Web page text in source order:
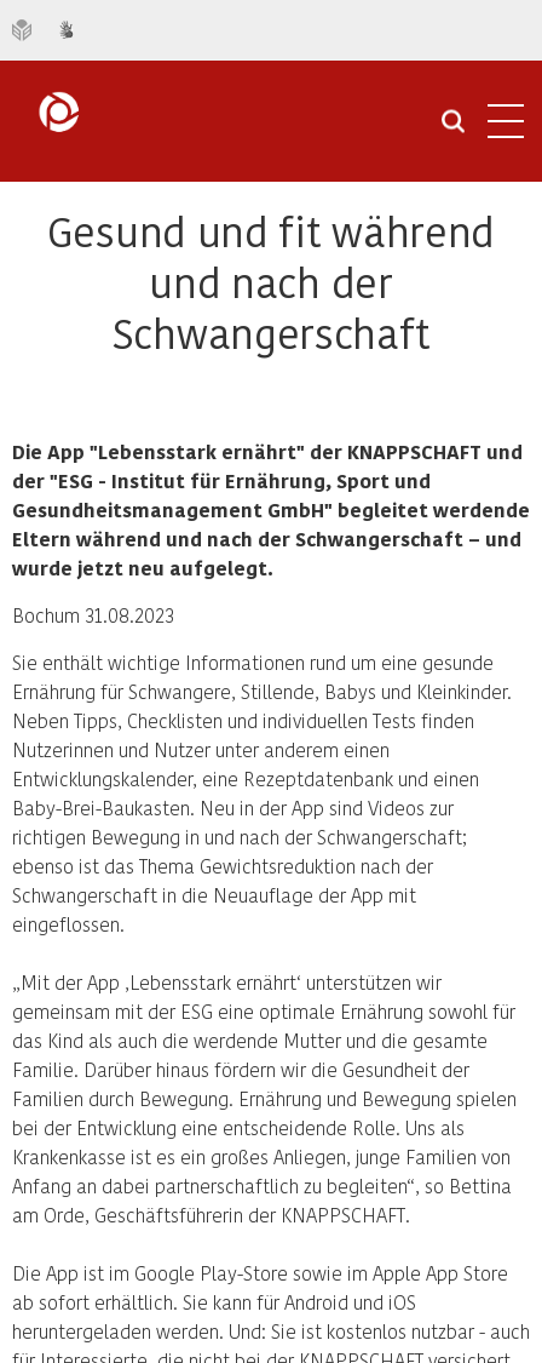
Gesund und fit während
und nach der
Schwangerschaft
Die App "Lebensstark ernährt" der KNAPPSCHAFT und
der "ESG - Institut für Ernährung, Sport und
Gesundheitsmanagement GmbH" begleitet werdende
Eltern während und nach der Schwangerschaft – und
wurde jetzt neu aufgelegt.
Bochum 31.08.2023
Sie enthält wichtige Informationen rund um eine gesunde
Ernährung für Schwangere, Stillende, Babys und Kleinkinder.
Neben Tipps, Checklisten und individuellen Tests finden
Nutzerinnen und Nutzer unter anderem einen
Entwicklungskalender, eine Rezeptdatenbank und einen
Baby-Brei-Baukasten. Neu in der App sind Videos zur
richtigen Bewegung in und nach der Schwangerschaft;
ebenso ist das Thema Gewichtsreduktion nach der
Schwangerschaft in die Neuauflage der App mit
eingeflossen.
„Mit der App ‚Lebensstark ernährt‘ unterstützen wir
gemeinsam mit der ESG eine optimale Ernährung sowohl für
das Kind als auch die werdende Mutter und die gesamte
Familie. Darüber hinaus fördern wir die Gesundheit der
Familien durch Bewegung. Ernährung und Bewegung spielen
bei der Entwicklung eine entscheidende Rolle. Uns als
Krankenkasse ist es ein großes Anliegen, junge Familien von
Anfang an dabei partnerschaftlich zu begleiten“, so Bettina
am Orde, Geschäftsführerin der KNAPPSCHAFT.
Die App ist im Google Play-Store sowie im Apple App Store
ab sofort erhältlich. Sie kann für Android und iOS
heruntergeladen werden. Und: Sie ist kostenlos nutzbar - auch